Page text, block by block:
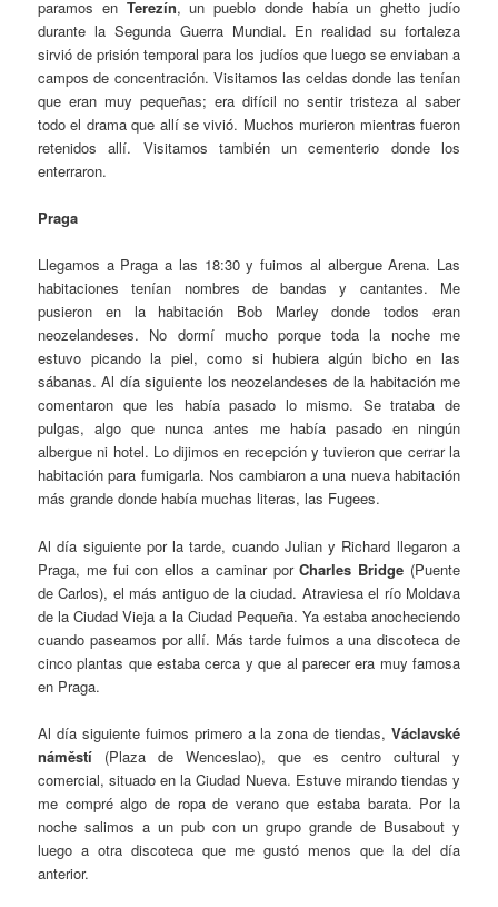
paramos en Terezín, un pueblo donde había un ghetto judío
durante la Segunda Guerra Mundial. En realidad su fortaleza
sirvió de prisión temporal para los judíos que luego se enviaban a
campos de concentración. Visitamos las celdas donde las tenían
que eran muy pequeñas; era difícil no sentir tristeza al saber
todo el drama que allí se vivió. Muchos murieron mientras fueron
retenidos allí. Visitamos también un cementerio donde los
enterraron.
Praga
Llegamos a Praga a las 18:30 y fuimos al albergue Arena. Las
habitaciones tenían nombres de bandas y cantantes. Me
pusieron en la habitación Bob Marley donde todos eran
neozelandeses. No dormí mucho porque toda la noche me
estuvo picando la piel, como si hubiera algún bicho en las
sábanas. Al día siguiente los neozelandeses de la habitación me
comentaron que les había pasado lo mismo. Se trataba de
pulgas, algo que nunca antes me había pasado en ningún
albergue ni hotel. Lo dijimos en recepción y tuvieron que cerrar la
habitación para fumigarla. Nos cambiaron a una nueva habitación
más grande donde había muchas literas, las Fugees.
Al día siguiente por la tarde, cuando Julian y Richard llegaron a
Praga, me fui con ellos a caminar porCharles Bridge (Puente
de Carlos), el más antiguo de la ciudad. Atraviesa el río Moldava
de la Ciudad Vieja a la Ciudad Pequeña. Ya estaba anocheciendo
cuando paseamos por allí. Más tarde fuimos a una discoteca de
cinco plantas que estaba cerca y que al parecer era muy famosa
en Praga.
Al día siguiente fuimos primero a la zona de tiendas, Václavské
náměstí (Plaza de Wenceslao), que es centro cultural y
comercial, situado en la Ciudad Nueva. Estuve mirando tiendas y
me compré algo de ropa de verano que estaba barata. Por la
noche salimos a un pub con un grupo grande de Busabout y
luego a otra discoteca que me gustó menos que la del día
anterior.